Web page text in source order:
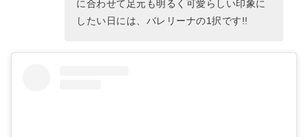
に合わせて足元も明るく可愛らしい印象に
したい日には、バレリーナの1択です!!